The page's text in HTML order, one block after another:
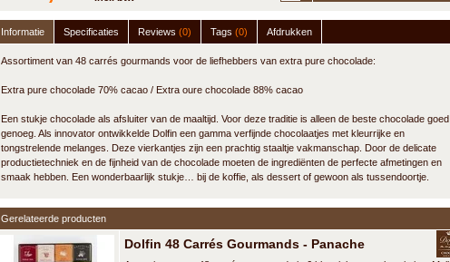
Informatie
Specificaties Reviews (0) Tags (0) Afdrukken
Assortiment van 48 carrés gourmands voor de liefhebbers van extra pure chocolade:
Extra pure chocolade 70% cacao / Extra oure chocolade 88% cacao
Een stukje chocolade als afsluiter van de maaltijd. Voor deze traditie is alleen de beste chocolade goed
genoeg. Als innovator ontwikkelde Dolfin een gamma verfijnde chocolaatjes met kleurrijke en
tongstrelende melanges. Deze vierkantjes zijn een prachtig staaltje vakmanschap. Door de delicate
productietechniek en de fijnheid van de chocolade moeten de ingrediënten de perfecte afmetingen en
smaak hebben. Een wonderbaarlijk stukje… bij de koffie, als dessert of gewoon als tussendoortje.
Gerelateerde producten
Dolfin 48 Carrés Gourmands - Panache